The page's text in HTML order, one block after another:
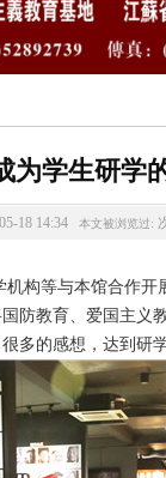
为学生研学
18 14:34 本文被浏览过:
等与本馆合作开
防教育、爱国主义
多的感想，达到研